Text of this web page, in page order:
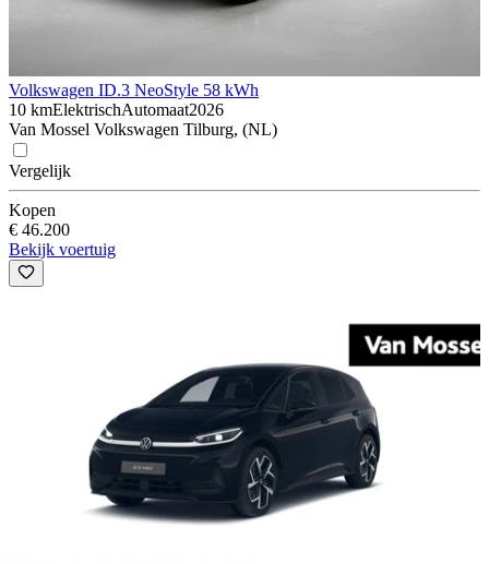
Volkswagen ID.3 NeoStyle 58 kWh
10 kmElektrischAutomaat2026
Van Mossel Volkswagen Tilburg, (NL)
Vergelijk
Kopen
€ 46.200
Bekijk voertuig